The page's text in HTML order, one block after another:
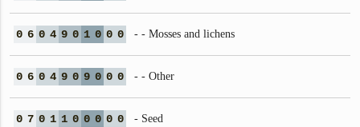
0 6 0 4 9 0 1 0 0 0 - - Mosses and lichens
0 6 0 4 9 0 9 0 0 0 - - Other
0 7 0 1 1 0 0 0 0 0 - Seed